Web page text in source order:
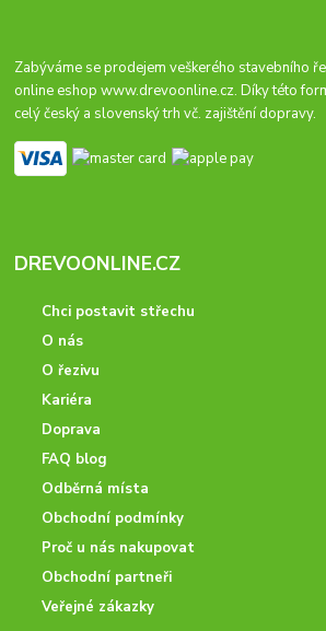
Zabýváme se prodejem veškerého stavebního
online eshopwww.drevoonline.cz. Díky této
celý český a slovenský trh vč. zajištění dopravy.
DREVOONLINE.CZ
Chci postavit střechu
O nás
O řezivu
Kariéra
Doprava
FAQ blog
Odběrná místa
Obchodní podmínky
Proč u nás nakupovat
Obchodní partneři
Veřejné zákazky